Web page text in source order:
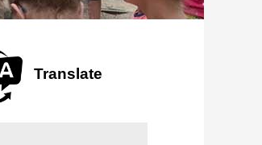
Translate